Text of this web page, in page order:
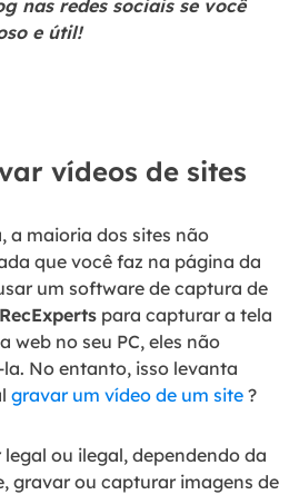
nas redes sociais se você
e útil!
vídeos de sites
a maioria dos sites não
que você faz na página da
um software de captura de
para capturar a tela
web no seu PC, eles não
No entanto, isso levanta
gravar um vídeo de um site?
ou ilegal, dependendo da
gravar ou capturar imagens de